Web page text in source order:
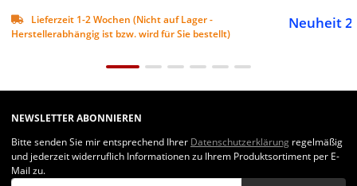
Lieferzeit 1-2 Wochen (Nicht auf Lager -
Herstellerabhängig ist bzw. wird für Sie bestellt)
Neuheit
NEWSLETTER ABONNIEREN
Bitte senden Sie mir entsprechend Ihrer Datenschutzerklärung regelmäßig
und jederzeit widerruflich Informationen zu Ihrem Produktsortiment per E-
Mail zu.